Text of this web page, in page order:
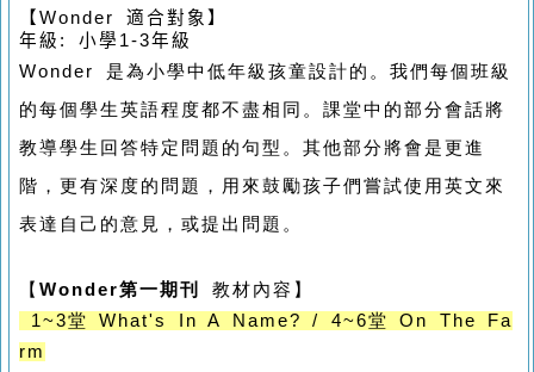
【Wonder 適合對象】
年級: 小學1-3年級
Wonder 是為小學中低年級孩童設計的。我們每個班級
的每個學生英語程度都不盡相同。課堂中的部分會話將
教導學生回答特定問題的句型。其他部分將會是更進
階，更有深度的問題，用來鼓勵孩子們嘗試使用英文來
表達自己的意見，或提出問題。
【 Wonder第一期刊 教材內容】
1~3堂 What's In A Name? / 4~6堂 On The Fa
rm